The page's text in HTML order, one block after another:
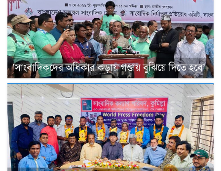
‘সাংবাদিকদের অধিকার কড়ায় গণ্ডায় বুঝিয়ে দিতে হবে’